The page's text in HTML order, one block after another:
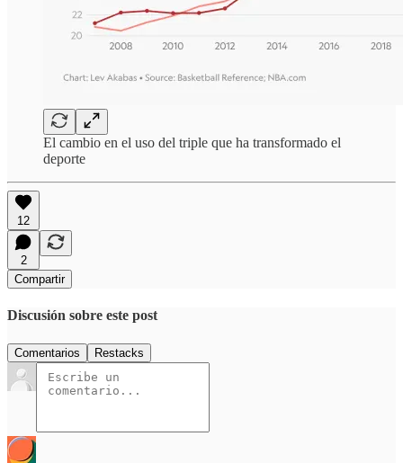
El cambio en el uso del triple que ha transformado el
deporte
12
2
Compartir
Discusión sobre este post
Comentarios Restacks